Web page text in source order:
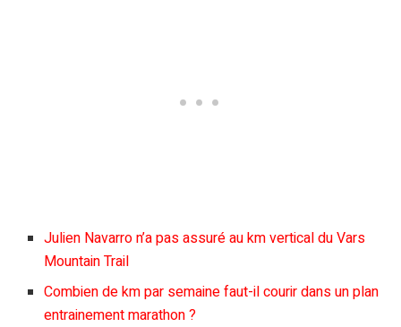
Julien Navarro n’a pas assuré au km vertical du Vars
Mountain Trail
Combien de km par semaine faut-il courir dans un plan
entrainement marathon ?